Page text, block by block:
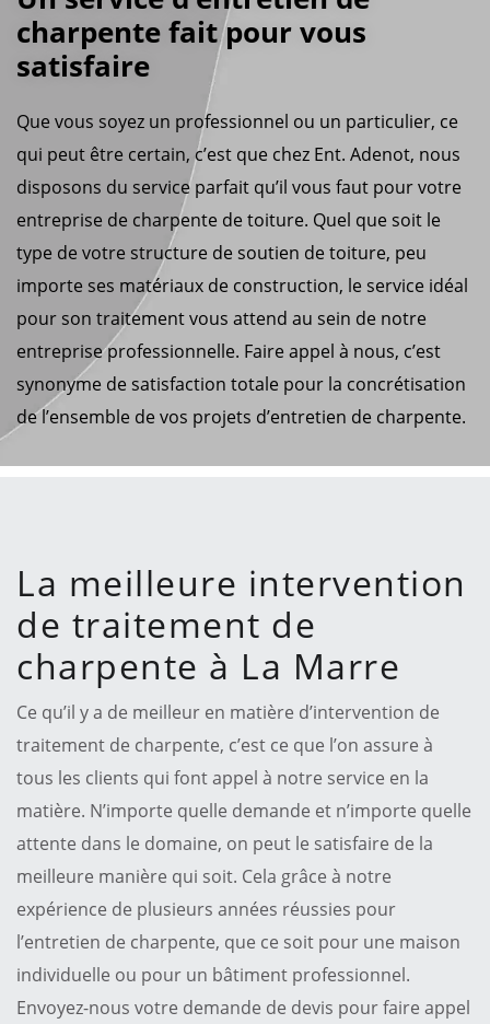
charpente fait pour vous
satisfaire
Que vous soyez un professionnel ou un particulier, ce
qui peut être certain, c’est que chez Ent. Adenot, nous
disposons du service parfait qu’il vous faut pour votre
entreprise de charpente de toiture. Quel que soit le
type de votre structure de soutien de toiture, peu
importe ses matériaux de construction, le service idéal
pour son traitement vous attend au sein de notre
entreprise professionnelle. Faire appel à nous, c’est
synonyme de satisfaction totale pour la concrétisation
de l’ensemble de vos projets d’entretien de charpente.
La meilleure intervention
de traitement de
charpente à La Marre
Ce qu’il y a de meilleur en matière d’intervention de
traitement de charpente, c’est ce que l’on assure à
tous les clients qui font appel à notre service en la
matière. N’importe quelle demande et n’importe quelle
attente dans le domaine, on peut le satisfaire de la
meilleure manière qui soit. Cela grâce à notre
expérience de plusieurs années réussies pour
l’entretien de charpente, que ce soit pour une maison
individuelle ou pour un bâtiment professionnel.
Envoyez-nous votre demande de devis pour faire appel